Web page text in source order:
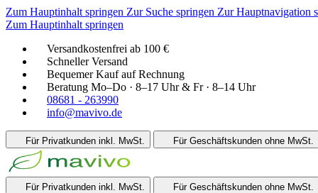
Zum Hauptinhalt springen Zur Suche springen Zur Hauptnavigation
Zum Hauptinhalt springen
Versandkostenfrei ab 100 €
Schneller Versand
Bequemer Kauf auf Rechnung
Beratung Mo–Do · 8–17 Uhr & Fr · 8–14 Uhr
08681 - 263990
info@mavivo.de
Für Privatkunden inkl. MwSt. Für Geschäftskunden ohne MwSt.
Für Privatkunden inkl. MwSt. Für Geschäftskunden ohne MwSt.